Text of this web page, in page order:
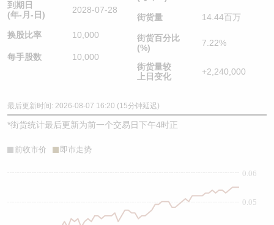
到期日
(年-月-日)
2028-07-28
换股比率 10,000
每手股数 10,000
街货量 14.44百万
街货百分比
(%)
7.22%
街货量较
上日变化
+2,240,000
最后更新时间: 2026-08-07 16:20 (15分钟延迟)
*街货统计最后更新为前一个交易日下午4时正
前收市价 即市走势
0.05
0.06